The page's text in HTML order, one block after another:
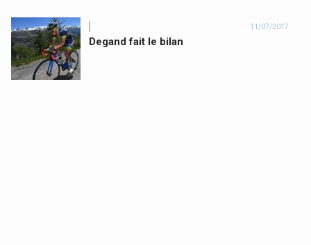
11/07/2017
Degand fait le bilan